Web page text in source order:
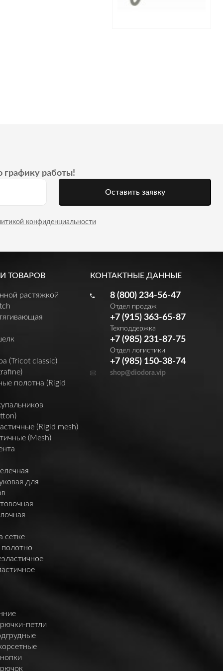
графику работы!
Оставить заявку
конфиденциальности
ТОВАРОВ
растяжкой
(Tricot classic)
полотна (Rigid
(Rigid mesh)
(Mesh)
для
сетке
петли
КОНТАКТНЫЕ ДАННЫЕ
8 (800) 234-56-47
Отдел продаж
+7 (915) 363-65-87
Техподдержка
+7 (985) 231-87-75
Отдел логистики
+7 (985) 150-38-74
shop@diodora.vip